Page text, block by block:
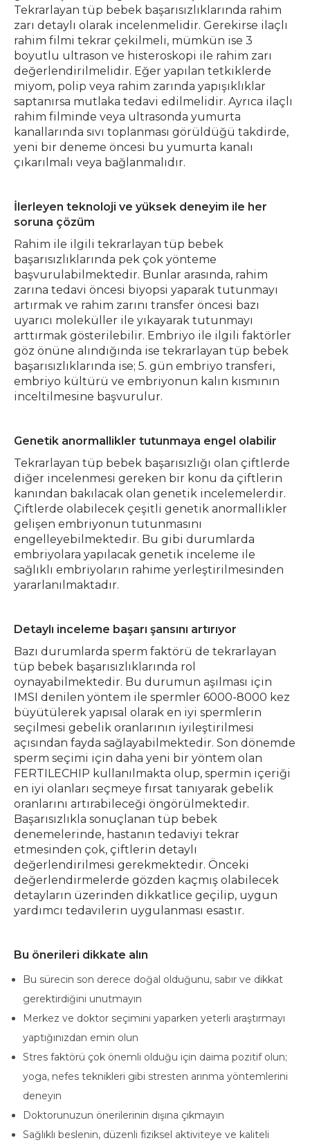
Tekrarlayan tüp bebek başarısızlıklarında rahim
zarı detaylı olarak incelenmelidir. Gerekirse ilaçlı
rahim filmi tekrar çekilmeli, mümkün ise 3
boyutlu ultrason ve histeroskopi ile rahim zarı
değerlendirilmelidir. Eğer yapılan tetkiklerde
miyom, polip veya rahim zarında yapışıklıklar
saptanırsa mutlaka tedavi edilmelidir. Ayrıca ilaçlı
rahim filminde veya ultrasonda yumurta
kanallarında sıvı toplanması görüldüğü takdirde,
yeni bir deneme öncesi bu yumurta kanalı
çıkarılmalı veya bağlanmalıdır.
İlerleyen teknoloji ve yüksek deneyim ile her
soruna çözüm
Rahim ile ilgili tekrarlayan tüp bebek
başarısızlıklarında pek çok yönteme
başvurulabilmektedir. Bunlar arasında, rahim
zarına tedavi öncesi biyopsi yaparak tutunmayı
artırmak ve rahim zarını transfer öncesi bazı
uyarıcı moleküller ile yıkayarak tutunmayı
arttırmak gösterilebilir. Embriyo ile ilgili faktörler
göz önüne alındığında ise tekrarlayan tüp bebek
başarısızlıklarında ise; 5. gün embriyo transferi,
embriyo kültürü ve embriyonun kalın kısmının
inceltilmesine başvurulur.
Genetik anormallikler tutunmaya engel olabilir
Tekrarlayan tüp bebek başarısızlığı olan çiftlerde
diğer incelenmesi gereken bir konu da çiftlerin
kanından bakılacak olan genetik incelemelerdir.
Çiftlerde olabilecek çeşitli genetik anormallikler
gelişen embriyonun tutunmasını
engelleyebilmektedir. Bu gibi durumlarda
embriyolara yapılacak genetik inceleme ile
sağlıklı embriyoların rahime yerleştirilmesinden
yararlanılmaktadır.
Detaylı inceleme başarı şansını artırıyor
Bazı durumlarda sperm faktörü de tekrarlayan
tüp bebek başarısızlıklarında rol
oynayabilmektedir. Bu durumun aşılması için
IMSI denilen yöntem ile spermler 6000-8000 kez
büyütülerek yapısal olarak en iyi spermlerin
seçilmesi gebelik oranlarının iyileştirilmesi
açısından fayda sağlayabilmektedir. Son dönemde
sperm seçimi için daha yeni bir yöntem olan
FERTILECHIP kullanılmakta olup, spermin içeriği
en iyi olanları seçmeye fırsat tanıyarak gebelik
oranlarını artırabileceği öngörülmektedir.
Başarısızlıkla sonuçlanan tüp bebek
denemelerinde, hastanın tedaviyi tekrar
etmesinden çok, çiftlerin detaylı
değerlendirilmesi gerekmektedir. Önceki
değerlendirmelerde gözden kaçmış olabilecek
detayların üzerinden dikkatlice geçilip, uygun
yardımcı tedavilerin uygulanması esastır.
Bu önerileri dikkate alın
Bu sürecin son derece doğal olduğunu, sabır ve dikkat
gerektirdiğini unutmayın
Merkez ve doktor seçimini yaparken yeterli araştırmayı
yaptığınızdan emin olun
Stres faktörü çok önemli olduğu için daima pozitif olun;
yoga, nefes teknikleri gibi stresten arınma yöntemlerini
deneyin
Doktorunuzun önerilerinin dışına çıkmayın
Sağlıklı beslenin, düzenli fiziksel aktiviteye ve kaliteli